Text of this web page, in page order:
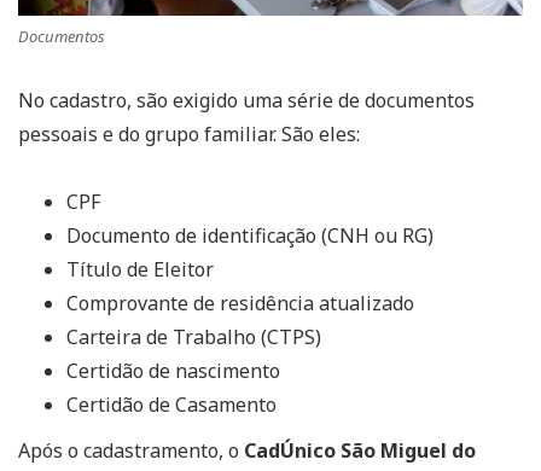
Documentos
No cadastro, são exigido uma série de documentos
pessoais e do grupo familiar. São eles:
CPF
Documento de identificação (CNH ou RG)
Título de Eleitor
Comprovante de residência atualizado
Carteira de Trabalho (CTPS)
Certidão de nascimento
Certidão de Casamento
Após o cadastramento, o CadÚnico São Miguel do